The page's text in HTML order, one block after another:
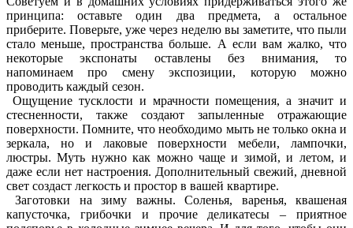
принципа: оставьте один два предмета, а остальное
приберите. Поверьте, уже через неделю вы заметите, что пыли
стало меньше, пространства больше. А если вам жалко, что
некоторые экспонаты оставлены без внимания, то
напоминаем про смену экспозиции, которую можно
проводить каждый сезон.
Ощущение тусклости и мрачности помещения, а значит и
стесненности, также создают запыленные отражающие
поверхности. Помните, что необходимо мыть не только окна и
зеркала, но и лаковые поверхности мебели, лампочки,
люстры. Муть нужно как можно чаще и зимой, и летом, и
даже если нет настроения. Дополнительный свежий, дневной
свет создаст легкость и простор в вашей квартире.
Заготовки на зиму важны. Соленья, варенья, квашеная
капусточка, грибочки и прочие деликатесы – приятное